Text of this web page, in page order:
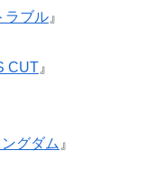
ラブル 』
CUT 』
グダム 』